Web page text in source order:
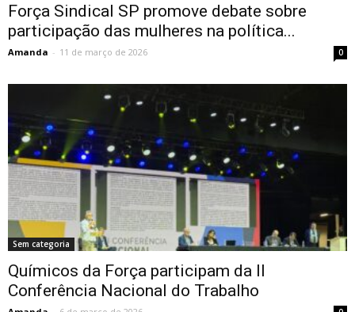
Força Sindical SP promove debate sobre
participação das mulheres na política...
Amanda - 11 de março de 2026 0
Sem categoria
Químicos da Força participam da II
Conferência Nacional do Trabalho